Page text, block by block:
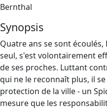
Bernthal
Synopsis
Quatre ans se sont
seul, s'est volontairement
de ses proches. Luttant
qui ne le reconnaît plus, il
protection de la ville - un
mesure que les